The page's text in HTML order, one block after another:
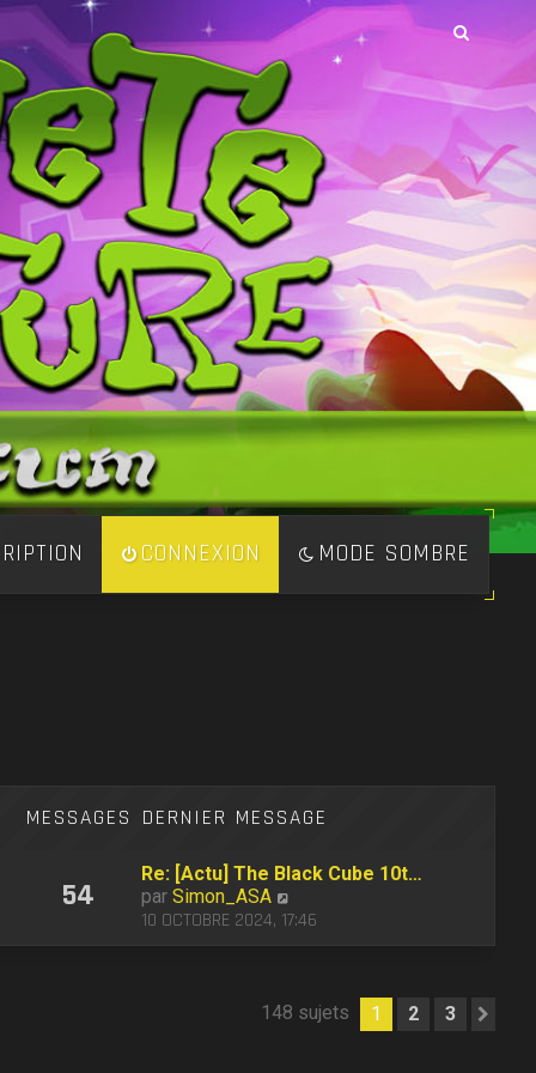
MODE SOMBRE
CONNEXION
MESSAGES DERNIER MESSAGE
54
Re: [Actu] The Black Cube 10t…
parSimon_ASA
o
n
l
10 OCTOBRE 2024, 17:46
148 sujets 1 2 3